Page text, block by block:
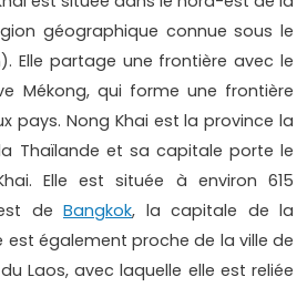
géographique connue sous le
Elle partage une frontière avec le
Mékong, qui forme une frontière
pays. Nong Khai est la province la
Thaïlande et sa capitale porte le
Elle est située à environ 615
de Bangkok, la capitale de la
est également proche de la ville de
Laos, avec laquelle elle est reliée